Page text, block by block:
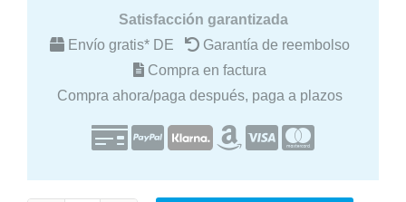
Satisfacción garantizada
Envío gratis* DE
Garantía de reembolso
Compra en factura
Compra ahora/paga después, paga a plazos